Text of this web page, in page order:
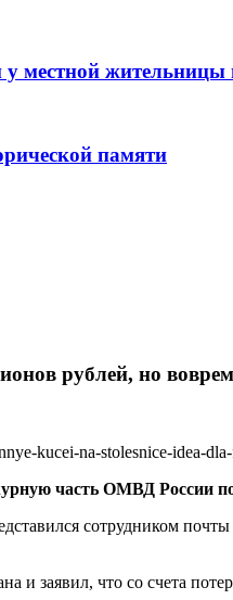
местной жительницы
памяти
рублей, но
часть ОМВД России по
сотрудником
заявил, что со счета